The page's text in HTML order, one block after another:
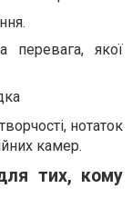
перевага, якої
нотаток
камер.
тих, кому